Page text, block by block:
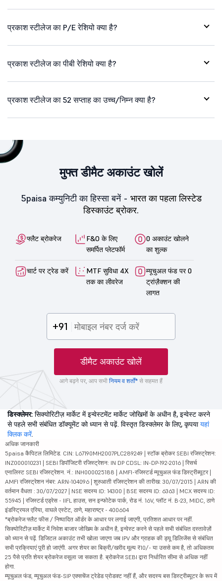
प्रकाश स्टीलेज का P/E रेशियो क्या है?
प्रकाश स्टीलेज का पीबी रेशियो क्या है?
प्रकाश स्टीलेज का 52 सप्ताह का उच्च/निम्न क्या है?
मुफ्त डीमैट अकाउंट खोलें
5paisa कम्युनिटी का हिस्सा बनें - भारत का पहला लिस्टेड
डिस्काउंट ब्रोकर.
फ्लैट ब्रोकरेज
F&O के लिए
समर्पित प्लेटफॉर्म
0 अकाउंट खोलने
का शुल्क
चार्ट पर ट्रेड करें
MTF सुविधा 4X
तक का लीवरेज
म्यूचुअल फंड पर 0
ट्रांज़ैक्शन की
लागत
+91
डीमैट अकाउंट खोलें
आगे बढ़ने पर, आप सभी नियम व शर्तों* से सहमत हैं
डिस्क्लेमर: सिक्योरिटीज़ मार्केट में इन्वेस्टमेंट मार्केट जोखिमों के अधीन है, इन्वेस्ट करने
से पहले सभी संबंधित डॉक्यूमेंट को ध्यान से पढ़ें. विस्तृत डिस्क्लेमर के लिए, कृपयायहां
क्लिक करें.
अधिक जानकारी
5paisa कैपिटल लिमिटेड. CIN: L67190MH2007PLC289249 | स्टॉक ब्रोकर SEBI रजिस्ट्रेशन:
INZ000010231 | SEBI डिपॉजिटरी रजिस्ट्रेशन: IN DP CDSL: IN-DP-192-2016 | रिसर्च
एनालिस्ट SEBI रजिस्ट्रेशन. नं.: INH000025188 | AMFI-रजिस्टर्ड म्यूचुअल फंड डिस्ट्रीब्यूटर |
AMFI रजिस्ट्रेशन नंबर: ARN-104096 | शुरुआती रजिस्ट्रेशन की तारीख: 30/07/2015 | ARN की
वर्तमान वैधता : 30/07/2027 | NSE सदस्य ID: 14300 | BSE सदस्य ID: 6363 | MCX सदस्य ID:
55945 | रजिस्टर्ड एड्रेस - IIFL हाउस, सन इन्फोटेक पार्क, रोड नं. 16V, प्लॉट नं. B-23, MIDC, ठाणे
इंडस्ट्रियल एरिया, वाघले एस्टेट, ठाणे, महाराष्ट्र - 400604
*ब्रोकरेज फ्लैट फीस / निष्पादित ऑर्डर के आधार पर लगाई जाएगी, प्रतिशत आधार पर नहीं.
सिक्योरिटीज़ मार्केट में निवेश बाजार जोखिम के अधीन है, इन्वेस्ट करने से पहले सभी संबंधित दस्तावेज़ों
को ध्यान से पढ़ें. डिजिटल अकाउंट तभी खोला जाएगा जब IPV और ग्राहक की ड्यू डिलिजेंस से संबंधित
सभी प्रक्रियाएं पूरी हो जाएंगी. अगर शेयर का बिक्री/खरीद मूल्य ₹10/- या उससे कम है, तो अधिकतम
25 पैसे प्रति शेयर ब्रोकरेज वसूला जा सकता है. ब्रोकरेज SEBI द्वारा निर्धारित सीमा से अधिक नहीं
होगा.
म्यूचुअल फंड, म्यूचुअल फंड-SIP एक्सचेंज ट्रेडेड प्रोडक्ट नहीं हैं, और सदस्य बस डिस्ट्रीब्यूटर के रूप में